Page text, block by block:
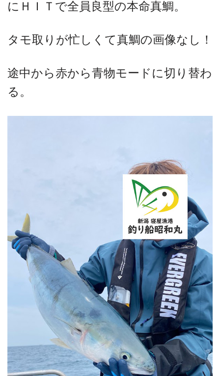
にＨＩＴで全員良型の本命真鯛。
タモ取りが忙しくて真鯛の画像なし！
途中から赤から青物モードに切り替わ
る。